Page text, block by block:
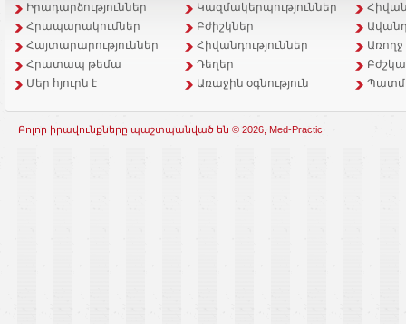
Իրադարձություններ
Կազմակերպություններ
Հրապարակումներ
Բժիշկներ
Հայտարարություններ
Հիվանդություններ
Հրատապ թեմա
Դեղեր
Մեր հյուրն է
Առաջին օգնություն
Բոլոր իրավունքները պաշտպանված են © 2026, Med-Practic